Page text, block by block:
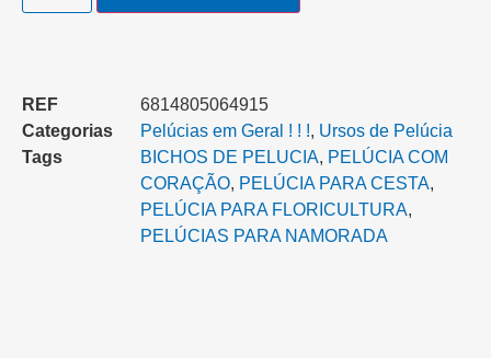
REF
6814805064915
Categorias
Pelúcias em Geral ! ! !, Ursos de Pelúcia
Tags
BICHOS DE PELUCIA, PELÚCIA COM
CORAÇÃO, PELÚCIA PARA CESTA‎,
PELÚCIA PARA FLORICULTURA,
PELÚCIAS PARA NAMORADA